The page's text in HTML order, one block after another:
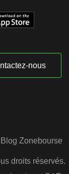
nous
Blog Zonebourse
droits réservés.